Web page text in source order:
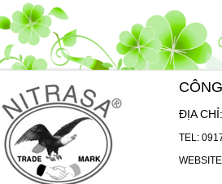
ĐỊA
TEL: